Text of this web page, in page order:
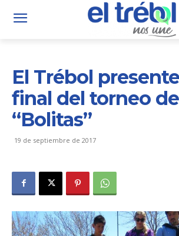
El Trébol
final del torneo de
“Bolitas”
19 de septiembre de 2017